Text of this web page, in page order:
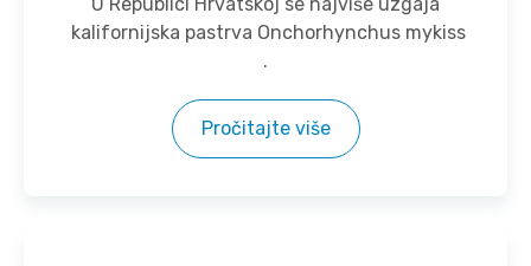
U Republici Hrvatskoj se najviše uzgaja
kalifornijska pastrva Onchorhynchus mykiss
.
Pročitajte više